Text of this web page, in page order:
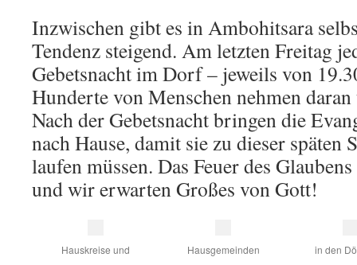
Inzwischen gibt es in Ambohitsara
Tendenz steigend. Am letzten Freitag
Gebetsnacht im Dorf – jeweils von
Hunderte von Menschen nehmen
Nach der Gebetsnacht bringen die
nach Hause, damit sie zu dieser späten
laufen müssen. Das Feuer des
und wir erwarten Großes von Gott!
Hauskreise und Hausgemeinden in den